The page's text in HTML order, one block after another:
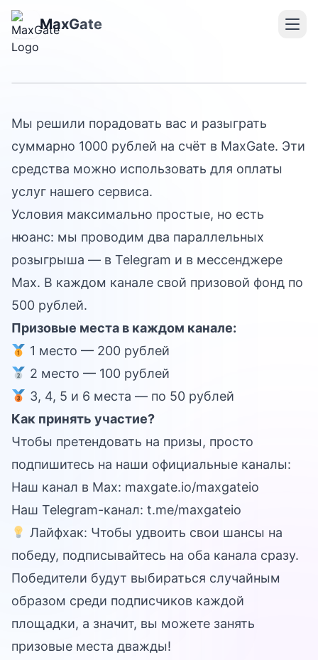
MaxGate
Розыгрыш 1000 ₽ на
баланс MaxGate
Мы решили порадовать вас и разыграть
суммарно 1000 рублей на счёт в MaxGate. Эти
средства можно использовать для оплаты
услуг нашего сервиса.
Условия максимально простые, но есть
нюанс: мы проводим два параллельных
розыгрыша — в Telegram и в мессенджере
Max. В каждом канале свой призовой фонд по
500 рублей.
Призовые места в каждом канале:
1 место — 200 рублей
2 место — 100 рублей
3, 4, 5 и 6 места — по 50 рублей
Как принять участие?
Чтобы претендовать на призы, просто
подпишитесь на наши официальные каналы:
Наш канал в Max: maxgate.io/maxgateio
Наш Telegram-канал: t.me/maxgateio
Лайфхак: Чтобы удвоить свои шансы на
победу, подписывайтесь на оба канала сразу.
Победители будут выбираться случайным
образом среди подписчиков каждой
площадки, а значит, вы можете занять
призовые места дважды!